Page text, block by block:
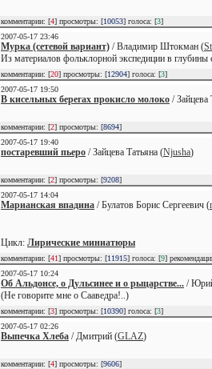
комментарии: [4] просмотры: [10053] голоса: [3]
2007-05-17 23:46
Мурка (сетевой вариант) / Владимир Штокман (
Из материалов фольклорной экспедиции в глубины
комментарии: [20] просмотры: [12904] голоса: [3]
2007-05-17 19:50
В кисельных берегах прокисло молоко / Зайцева
комментарии: [2] просмотры: [8694]
2007-05-17 19:40
постаревший пьеро / Зайцева Татьяна (Njusha)
комментарии: [2] просмотры: [9208]
2007-05-17 14:04
Марианская впадина / Булатов Борис Сергеевич (
Цикл: Лирические миниатюры
комментарии: [41] просмотры: [11915] голоса: [9]
2007-05-17 10:24
Об Альдонсе, о Дульсинее и о рыцарстве... /
(Не говорите мне о Сааведра!..)
комментарии: [3] просмотры: [10390] голоса: [3]
2007-05-17 02:26
Выпечка Хлеба / Дмитрий (GLAZ)
комментарии: [4] просмотры: [9606]